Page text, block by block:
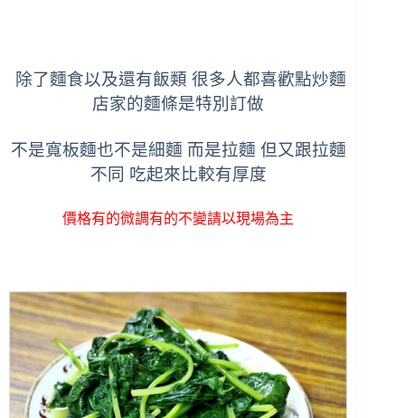
除了麵食以及還有飯類 很多人都喜歡點炒麵
店家的麵條是特別訂做
不是寬板麵也不是細麵 而是拉麵 但又跟拉麵
不同 吃起來比較有厚度
價格有的微調有的不變請以現場為主